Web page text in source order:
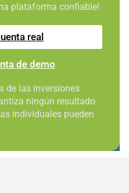
plataforma confiable!
real
de demo
de las inversiones
ningún resultado
individuales pueden